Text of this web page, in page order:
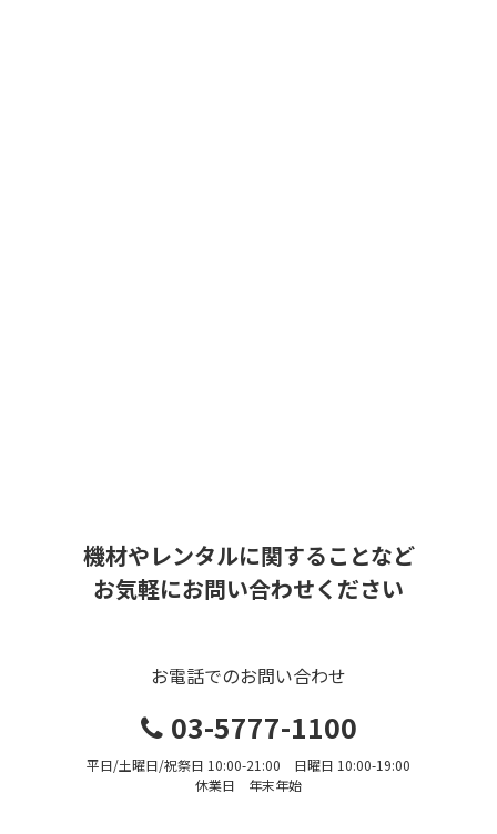
機材やレンタルに関することなど
お気軽にお問い合わせください
お電話でのお問い合わせ
03-5777-1100
平日/土曜日/祝祭日 10:00-21:00 日曜日 10:00-19:00
休業日 年末年始